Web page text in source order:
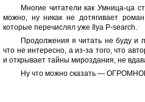
Многие читатели как Умница-ца
можно, ну никак не дотягивает
которые перечислял уже Ilya P-search.
Продолжения я читать не буду и
что не интересно, а из-за того, что
и открывает тайны мироздания, не
Ну что можно сказать —